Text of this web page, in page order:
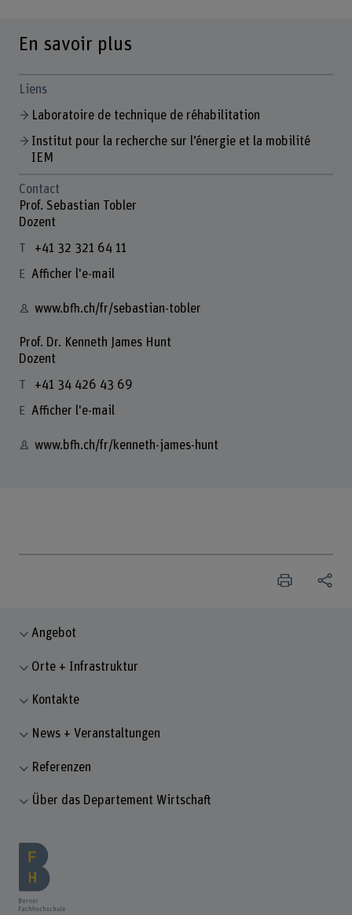
En savoir plus
Liens
Laboratoire de technique de réhabilitation
Institut pour la recherche sur l’énergie et la mobilité
IEM
Contact
Prof. Sebastian Tobler
Dozent
+41 32 321 64 11
Afficher l'e-mail
www.bfh.ch/fr/sebastian-tobler
Prof. Dr. Kenneth James Hunt
Dozent
+41 34 426 43 69
Afficher l'e-mail
www.bfh.ch/fr/kenneth-james-hunt
Angebot
Orte + Infrastruktur
Kontakte
News + Veranstaltungen
Referenzen
Über das Departement Wirtschaft